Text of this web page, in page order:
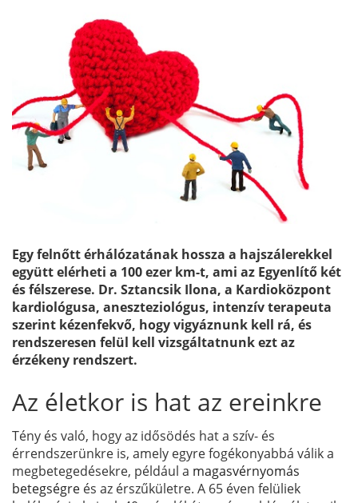
Egy felnőtt érhálózatának hossza a hajszálerekkel
együtt elérheti a 100 ezer km-t, ami az Egyenlítő két
és félszerese. Dr. Sztancsik Ilona, a Kardioközpont
kardiológusa, aneszteziológus, intenzív terapeuta
szerint kézenfekvő, hogy vigyáznunk kell rá, és
rendszeresen felül kell vizsgáltatnunk ezt az
érzékeny rendszert.
Az életkor is hat az ereinkre
Tény és való, hogy az idősödés hat a szív- és
érrendszerünkre is, amely egyre fogékonyabbá válik a
megbetegedésekre, például a magasvérnyomás
betegségre és az érszűkületre. A 65 éven felüliek